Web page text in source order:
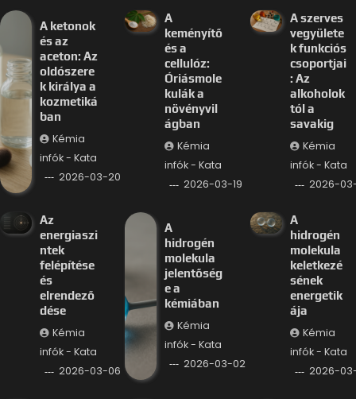
A ketonok
és az
aceton: Az
oldószere
k királya a
kozmetiká
ban
Kémia
infók - Kata
2026-03-20
A
keményítő
és a
cellulóz:
Óriásmole
kulák a
növényvil
ágban
Kémia
infók - Kata
2026-03-19
A szerves
vegyülete
k funkciós
csoportjai
: Az
alkoholok
tól a
savakig
Kémia
infók - Kata
2026-
Az
energiaszi
ntek
felépítése
és
elrendező
dése
Kémia
infók - Kata
2026-03-06
A
hidrogén
molekula
jelentőség
e a
kémiában
Kémia
infók - Kata
2026-03-02
A
hidrogén
molekula
keletkezé
sének
energetik
ája
Kémia
infók - Kata
2026-